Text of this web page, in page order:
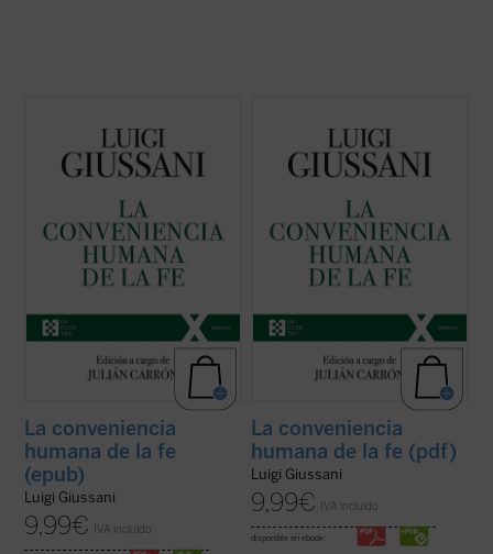
de don Luigi Giussani en los Ejercicios
espirituales de la Fraternidad de Comunión
y Liberación celebrados entre 1985 y 1987
y los diálogos que éstas suscitaron.
La conveniencia
humana de la fe
(epub)
Luigi Giussani
9,99€ IVA incluido
de don Luigi Giussani en los Ejercicios
espirituales de la Fraternidad de Comunión
y Liberación celebrados entre 1985 y 1987
y los diálogos que éstas suscitaron.
La conveniencia
humana de la fe (pdf)
Luigi Giussani
9,99€ IVA incluido
disponible en ebook: